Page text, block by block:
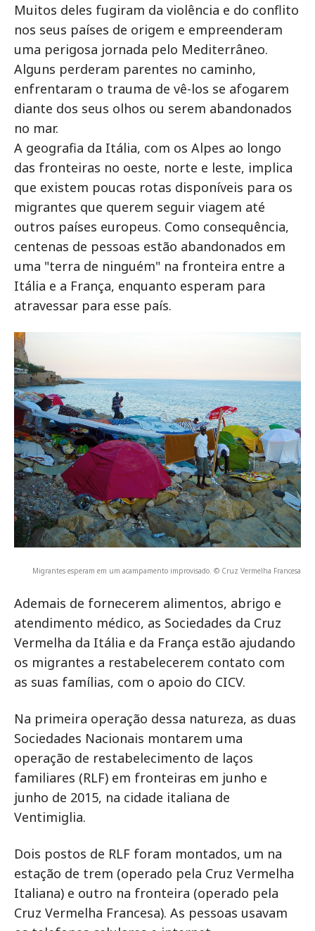
Muitos deles fugiram da violência e do conflito
nos seus países de origem e empreenderam
uma perigosa jornada pelo Mediterrâneo.
Alguns perderam parentes no caminho,
enfrentaram o trauma de vê-los se afogarem
diante dos seus olhos ou serem abandonados
no mar.
A geografia da Itália, com os Alpes ao longo
das fronteiras no oeste, norte e leste, implica
que existem poucas rotas disponíveis para os
migrantes que querem seguir viagem até
outros países europeus. Como consequência,
centenas de pessoas estão abandonados em
uma "terra de ninguém" na fronteira entre a
Itália e a França, enquanto esperam para
atravessar para esse país.
Migrantes esperam em um acampamento improvisado. © Cruz Vermelha Francesa
Ademais de fornecerem alimentos, abrigo e
atendimento médico, as Sociedades da Cruz
Vermelha da Itália e da França estão ajudando
os migrantes a restabelecerem contato com
as suas famílias, com o apoio do CICV.
Na primeira operação dessa natureza, as duas
Sociedades Nacionais montarem uma
operação de restabelecimento de laços
familiares (RLF) em fronteiras em junho e
junho de 2015, na cidade italiana de
Ventimiglia.
Dois postos de RLF foram montados, um na
estação de trem (operado pela Cruz Vermelha
Italiana) e outro na fronteira (operado pela
Cruz Vermelha Francesa). As pessoas usavam